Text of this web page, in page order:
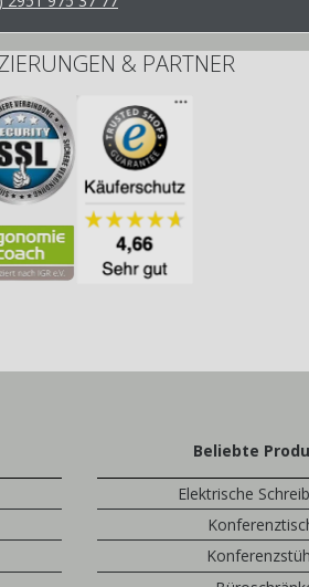
& PARTNER
Beliebte
Elektrische